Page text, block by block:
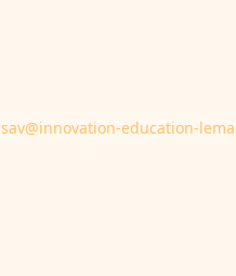
sav@innovation-education-